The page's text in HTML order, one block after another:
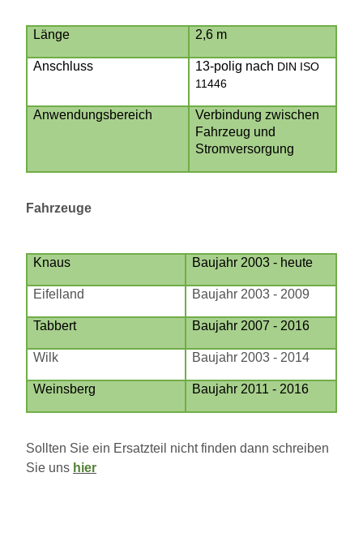
Länge 2,6 m
Anschluss 13-polig nach DIN ISO
11446
Anwendungsbereich
Verbindung zwischen
Fahrzeug und
Stromversorgung
Fahrzeuge
Knaus Baujahr 2003 - heute
Eifelland Baujahr 2003 - 2009
Tabbert Baujahr 2007 - 2016
Wilk Baujahr 2003 - 2014
Weinsberg Baujahr 2011 - 2016
Sollten Sie ein Ersatzteil nicht finden dann schreiben
Sie uns hier